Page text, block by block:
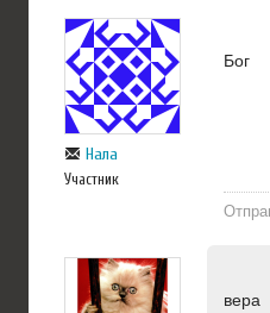
Нала
Участник
Бог
вера